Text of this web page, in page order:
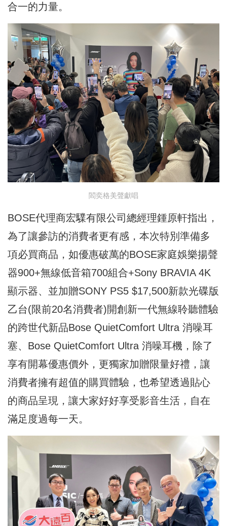
合一的力量。
閻奕格美聲獻唱
BOSE代理商宏驜有限公司總經理鍾原軒指出，
為了讓參訪的消費者更有感，本次特別準備多
項必買商品，如優惠破萬的BOSE家庭娛樂揚聲
器900+無線低音箱700組合+Sony BRAVIA 4K
顯示器、並加贈SONY PS5 $17,500新款光碟版
乙台(限前20名消費者)開創新一代無線聆聽體驗
的跨世代新品Bose QuietComfort Ultra 消噪耳
塞、Bose QuietComfort Ultra 消噪耳機，除了
享有開幕優惠價外，更獨家加贈限量好禮，讓
消費者擁有超值的購買體驗，也希望透過貼心
的商品呈現，讓大家好好享受影音生活，自在
滿足度過每一天。